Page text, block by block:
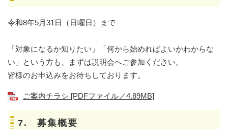
令和8年5月31日（日曜日）まで
「対象になるか知りたい」「何から始めればよいかわからな
い」という方も、まずは説明会へご参加ください。
皆様のお申込みをお待ちしております。
ご案内チラシ [PDFファイル／4.89MB]
7. 募集概要